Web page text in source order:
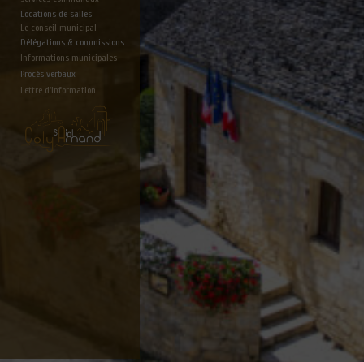
Locations de salles
Le conseil municipal
Délégations & commissions
Informations municipales
Lettre d'information
Procès verbaux